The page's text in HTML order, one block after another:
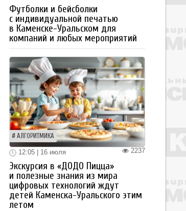
Футболки и бейсболки
с индивидуальной печатью
в Каменске-Уральском для
компаний и любых мероприятий
АЛГОРИТМИКА
2237
12:05 | 16 июля
Экскурсия в «ДОДО Пицца»
и полезные знания из мира
цифровых технологий ждут
детей Каменска-Уральского этим
летом